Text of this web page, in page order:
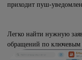
приходит пуш-
Легко найти нужную
обращений по ключевым